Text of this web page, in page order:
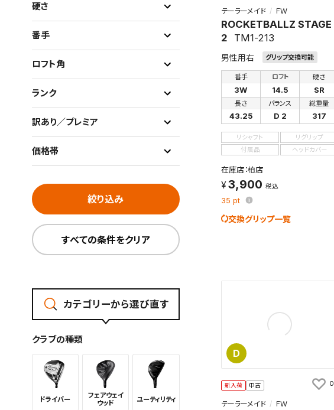
テーラーメイド ＦＷ
ROCKETBALLZ STAGE
2
TM1-213
男性用右 グリップ交換可能
番手
3W
ロフト
14.5
硬さ
SR
長さ
43.25
バランス
D 2
総重量
317
リシャフト
リグリップ
付属品
ヘッドカバー
在庫店：柏店
3,900 税込
35 pt
交換グリップ一覧
D
新入荷 中古
テーラーメイド ＦＷ
0
硬さ
番手
ロフト角
ランク
訳あり／プレミア
価格帯
絞り込み
すべての条件をクリア
カテゴリーから選び直す
クラブの種類
ドライバー
フェアウェイ
ウッド
ユーティリティ